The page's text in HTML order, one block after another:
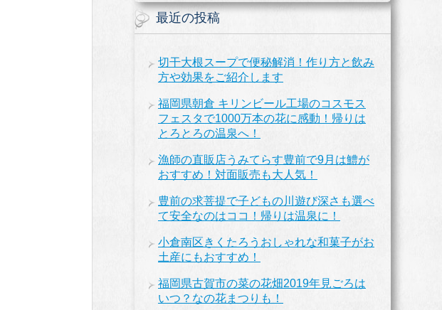
最近の投稿
切干大根スープで便秘解消！作り方と飲み
方や効果をご紹介します
福岡県朝倉 キリンビール工場のコスモス
フェスタで1000万本の花に感動！帰りは
とろとろの温泉へ！
漁師の直販店うみてらす豊前で9月は鱧が
おすすめ！対面販売も大人気！
豊前の求菩提で子どもの川遊び深さも選べ
て安全なのはココ！帰りは温泉に！
小倉南区きくたろうおしゃれな和菓子がお
土産にもおすすめ！
福岡県古賀市の菜の花畑2019年見ごろは
いつ？なの花まつりも！